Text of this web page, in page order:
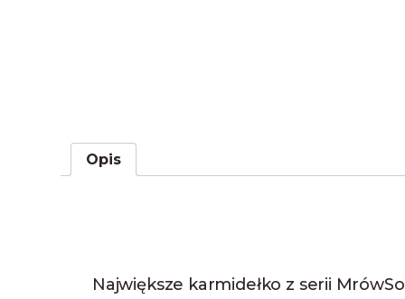
Opis
Największe karmidełko z serii